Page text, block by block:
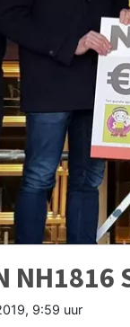
NH1816
9:59 uur